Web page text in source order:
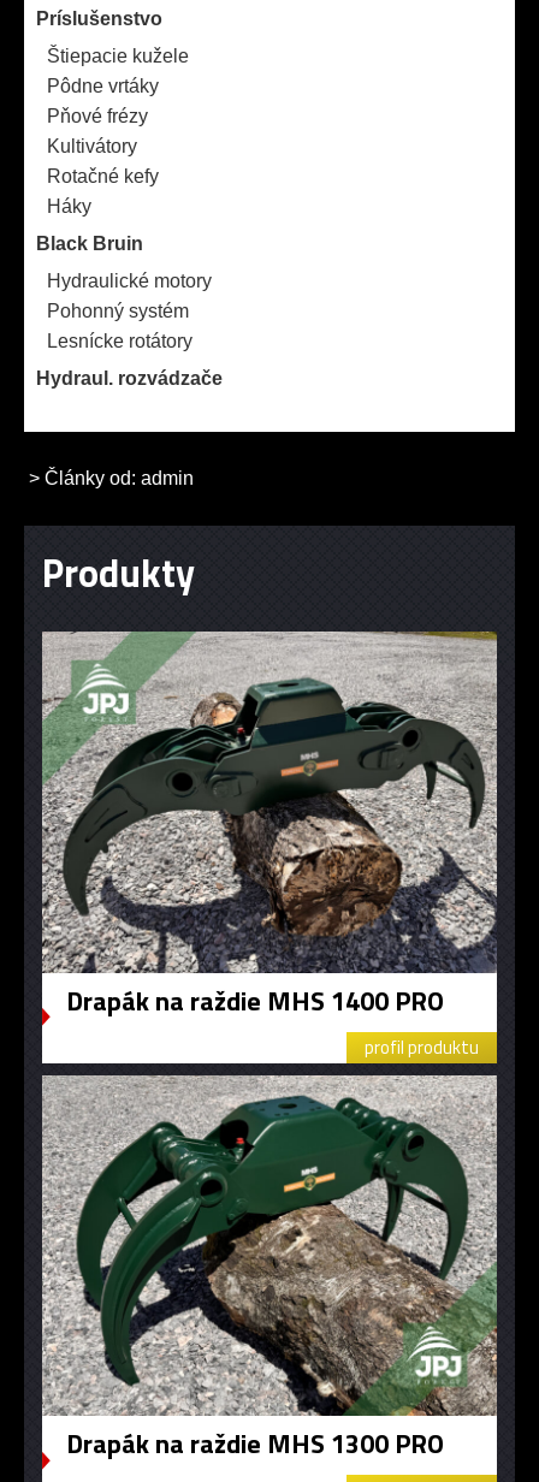
Príslušenstvo
Štiepacie kužele
Pôdne vrtáky
Pňové frézy
Kultivátory
Rotačné kefy
Háky
Black Bruin
Hydraulické motory
Pohonný systém
Lesnícke rotátory
Hydraul. rozvádzače
> Články od: admin
Produkty
Drapák na raždie MHS 1400 PRO
profil produktu
Drapák na raždie MHS 1300 PRO